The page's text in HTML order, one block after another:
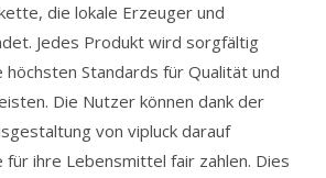
die lokale Erzeuger und
Jedes Produkt wird sorgfältig
höchsten Standards für Qualität und
Die Nutzer können dank der
von vipluck darauf
ihre Lebensmittel fair zahlen. Dies